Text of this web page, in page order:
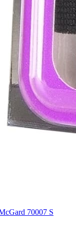
70007 S